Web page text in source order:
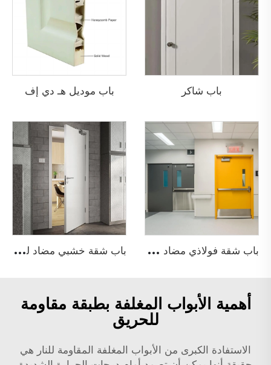
باب شاكر باب موديل هـ دي إف
ب
اب شقة فولاذي مضاد للحريق ب
اب شقة خشبي مضاد للحريق
أهمية الأبواب المغلفة بطبقة مقاومة
للحريق
الاستفادة الكبرى من الأبواب المغلفة المقاومة للنار هي